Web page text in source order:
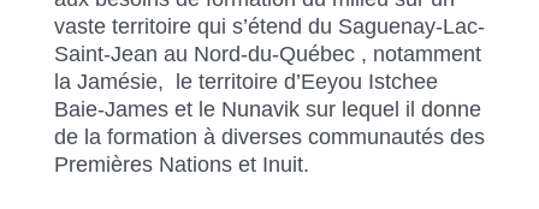
vaste territoire qui s’étend du Saguenay-Lac-
Saint-Jean au Nord-du-Québec , notamment
la Jamésie, le territoire d’Eeyou Istchee
Baie-James et le Nunavik sur lequel il donne
de la formation à diverses communautés des
Premières Nations et Inuit.